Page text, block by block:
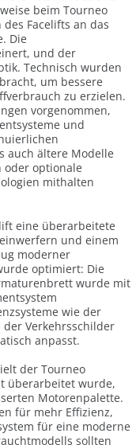
beim Tourneo
Facelifts an das
Die
und der
Technisch wurden
um bessere
zu erzielen.
vorgenommen,
und
auch ältere Modelle
oder optionale
mithalten
eine überarbeitete
und einem
moderner
optimiert: Die
wurde mit
wie der
Verkehrsschilder
anpasst.
der Tourneo
überarbeitet wurde,
Motorenpalette.
für mehr Effizienz,
für eine moderne
sollten